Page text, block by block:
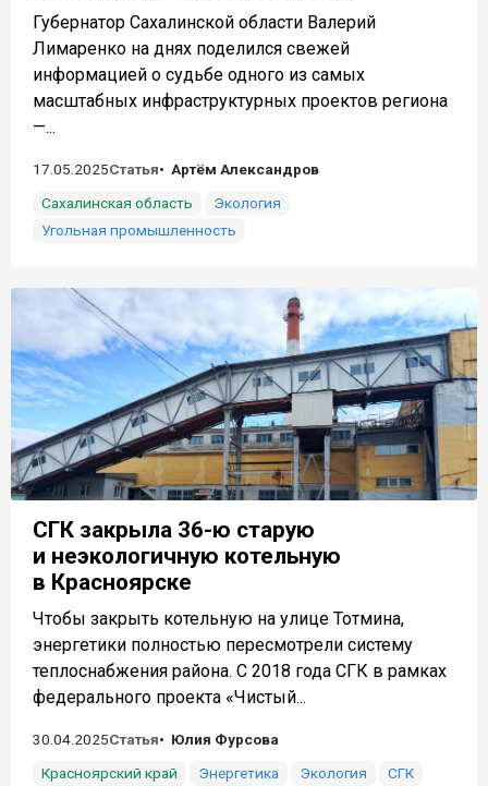
Губернатор Сахалинской области Валерий
Лимаренко на днях поделился свежей
информацией о судьбе одного из самых
масштабных инфраструктурных проектов региона
—...
17.05.2025Статья
Артём Александров
Сахалинская область
Экология
Угольная промышленность
СГК закрыла 36-ю старую
и неэкологичную котельную
в Красноярске
Чтобы закрыть котельную на улице Тотмина,
энергетики полностью пересмотрели систему
теплоснабжения района. С 2018 года СГК в рамках
федерального проекта «Чистый...
30.04.2025Статья
Юлия Фурсова
Красноярский край
Энергетика Экология СГК